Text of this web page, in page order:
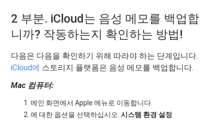
2 부분. iCloud는 음성 메모를 백업합
니까? 작동하는지 확인하는 방법!
다음은 다음을 확인하기 위해 따라야 하는 단계입니다.
iCloud에 스토리지 플랫폼은 음성 메모를 백업합니다.
Mac 컴퓨터:
메인 화면에서 Apple 메뉴로 이동합니다.
에 대한 옵션을 선택하십시오.시스템 환경 설정